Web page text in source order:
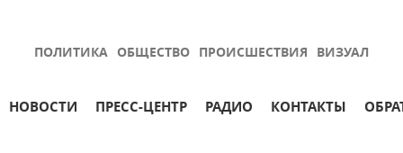
ПОЛИТИКА ОБЩЕСТВО ПРОИСШЕСТВИЯ ВИЗУАЛ
НОВОСТИ ПРЕСС-ЦЕНТР РАДИО КОНТАКТЫ